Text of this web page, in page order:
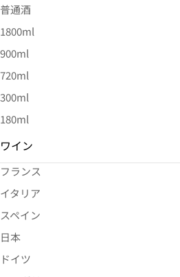
普通酒
1800ml
900ml
720ml
300ml
180ml
ワイン
フランス
イタリア
スペイン
日本
ドイツ